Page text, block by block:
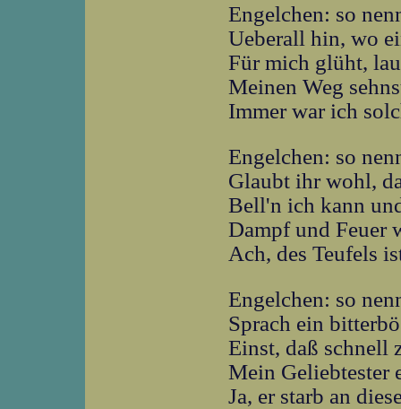
Engelchen: so
Ueberall hin, wo
Für mich glüht,
Meinen Weg
Immer war ich
Engelchen: so
Glaubt ihr wohl,
Bell'n ich kann
Dampf und Feuer
Ach, des Teufels
Engelchen: so
Sprach ein
Einst, daß schnell
Mein Geliebtester
Ja, er starb an